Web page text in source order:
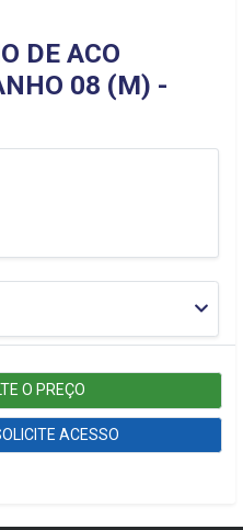
DE ACO
08 (M) -
O PREÇO
ACESSO